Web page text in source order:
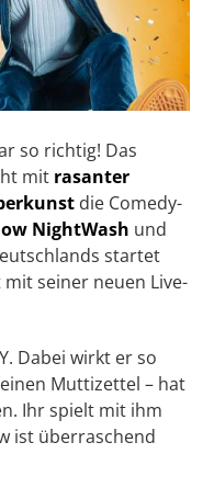
so richtig! Das
mit rasanter
die Comedy-
NightWash und
startet
seiner neuen Live-
Dabei wirkt er so
Muttizettel – hat
Ihr spielt mit ihm
ist überraschend